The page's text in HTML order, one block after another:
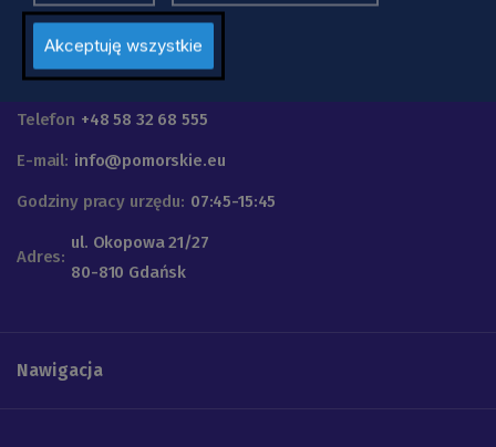
Urząd Marszałkowski
Województwa Pomorskiego
Telefon +48 58 32 68 555
E-mail: info@pomorskie.eu
Godziny pracy urzędu: 07:45-15:45
Adres:
ul. Okopowa 21/27
80-810 Gdańsk
Nawigacja
Akceptuję wszystkie